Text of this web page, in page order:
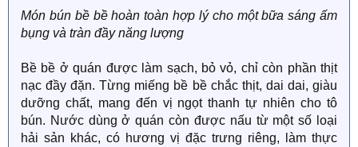
Món bún bề bề hoàn toàn hợp lý cho một bữa sáng ấm
bụng và tràn đầy năng lượng
Bề bề ở quán được làm sạch, bỏ vỏ, chỉ còn phần thịt
nạc đầy đặn. Từng miếng bề bề chắc thịt, dai dai, giàu
dưỡng chất, mang đến vị ngọt thanh tự nhiên cho tô
bún. Nước dùng ở quán còn được nấu từ một số loại
hải sản khác, có hương vị đặc trưng riêng, làm thực